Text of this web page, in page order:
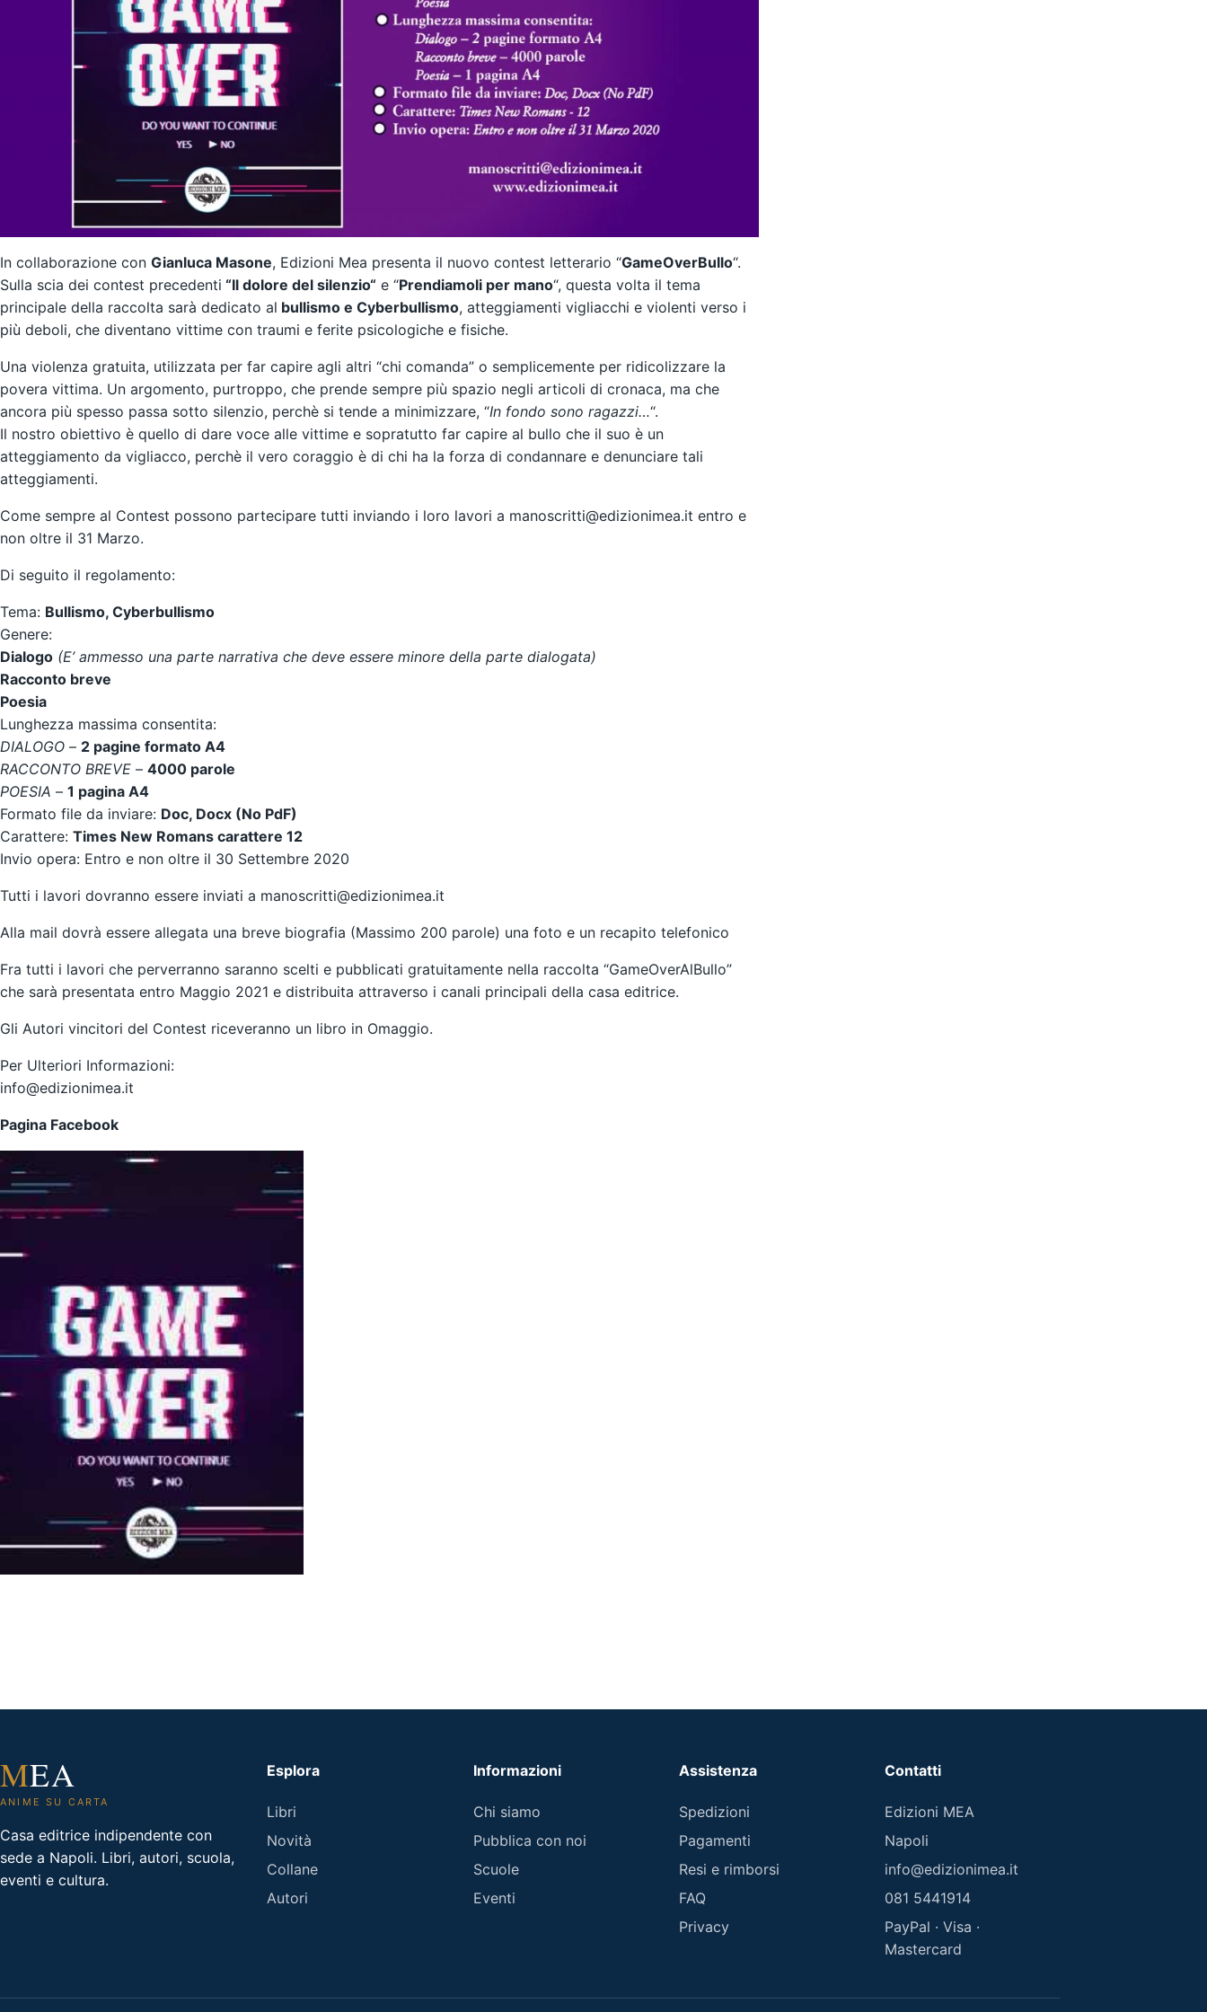
In collaborazione con Gianluca Masone, Edizioni Mea presenta il nuovo contest letterario “GameOverBullo“.
Sulla scia dei contest precedenti “Il dolore del silenzio“ e “Prendiamoli per mano“, questa volta il tema
principale della raccolta sarà dedicato al bullismo e Cyberbullismo, atteggiamenti vigliacchi e violenti verso i
più deboli, che diventano vittime con traumi e ferite psicologiche e fisiche.
Una violenza gratuita, utilizzata per far capire agli altri “chi comanda” o semplicemente per ridicolizzare la
povera vittima. Un argomento, purtroppo, che prende sempre più spazio negli articoli di cronaca, ma che
ancora più spesso passa sotto silenzio, perchè si tende a minimizzare, “In fondo sono ragazzi…“.
Il nostro obiettivo è quello di dare voce alle vittime e sopratutto far capire al bullo che il suo è un
atteggiamento da vigliacco, perchè il vero coraggio è di chi ha la forza di condannare e denunciare tali
atteggiamenti.
Come sempre al Contest possono partecipare tutti inviando i loro lavori a manoscritti@edizionimea.it entro e
non oltre il 31 Marzo.
Di seguito il regolamento:
Tema: Bullismo, Cyberbullismo
Genere:
Dialogo (E’ ammesso una parte narrativa che deve essere minore della parte dialogata)
Racconto breve
Poesia
Lunghezza massima consentita:
DIALOGO – 2 pagine formato A4
RACCONTO BREVE – 4000 parole
POESIA – 1 pagina A4
Formato file da inviare: Doc, Docx (No PdF)
Carattere: Times New Romans carattere 12
Invio opera: Entro e non oltre il 30 Settembre 2020
Tutti i lavori dovranno essere inviati a manoscritti@edizionimea.it
Alla mail dovrà essere allegata una breve biografia (Massimo 200 parole) una foto e un recapito telefonico
Fra tutti i lavori che perverranno saranno scelti e pubblicati gratuitamente nella raccolta “GameOverAlBullo”
che sarà presentata entro Maggio 2021 e distribuita attraverso i canali principali della casa editrice.
Gli Autori vincitori del Contest riceveranno un libro in Omaggio.
Per Ulteriori Informazioni:
info@edizionimea.it
Pagina Facebook
MEA
ANIME SU CARTA
Casa editrice indipendente con
sede a Napoli. Libri, autori, scuola,
eventi e cultura.
Esplora
Libri
Novità
Collane
Autori
Informazioni
Chi siamo
Pubblica con noi
Scuole
Eventi
Assistenza
Spedizioni
Pagamenti
Resi e rimborsi
FAQ
Privacy
Contatti
Edizioni MEA
Napoli
info@edizionimea.it
081 5441914
PayPal · Visa ·
Mastercard